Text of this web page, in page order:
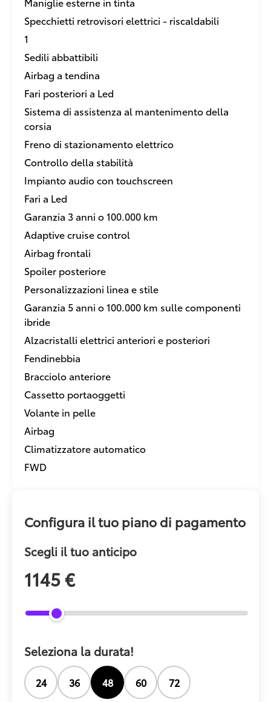
Specchietti retrovisori elettrici - riscaldabili
1
Sedili abbattibili
Airbag a tendina
Fari posteriori a Led
Sistema di assistenza al mantenimento della
corsia
Freno di stazionamento elettrico
Controllo della stabilità
Impianto audio con touchscreen
Fari a Led
Garanzia 3 anni o 100.000 km
Adaptive cruise control
Airbag frontali
Spoiler posteriore
Personalizzazioni linea e stile
Garanzia 5 anni o 100.000 km sulle componenti
ibride
Alzacristalli elettrici anteriori e posteriori
Fendinebbia
Bracciolo anteriore
Cassetto portaoggetti
Volante in pelle
Airbag
Climatizzatore automatico
FWD
Configura il tuo piano di pagamento
Scegli il tuo anticipo
1145 €
Seleziona la durata!
24 36 48 60 72